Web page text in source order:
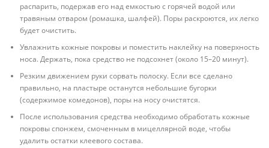
распарить, подержав его над емкостью с горячей водой или
травяным отваром (ромашка, шалфей). Поры раскроются, их легко
будет очистить.
Увлажнить кожные покровы и поместить наклейку на поверхность
носа. Держать, пока средство не подсохнет (около 15–20 минут).
Резким движением руки сорвать полоску. Если все сделано
правильно, на пластыре останутся небольшие бугорки
(содержимое комедонов), поры на носу очистятся.
После использования средства необходимо обработать кожные
покровы спонжем, смоченным в мицеллярной воде, чтобы
удалить остатки клеевого состава.